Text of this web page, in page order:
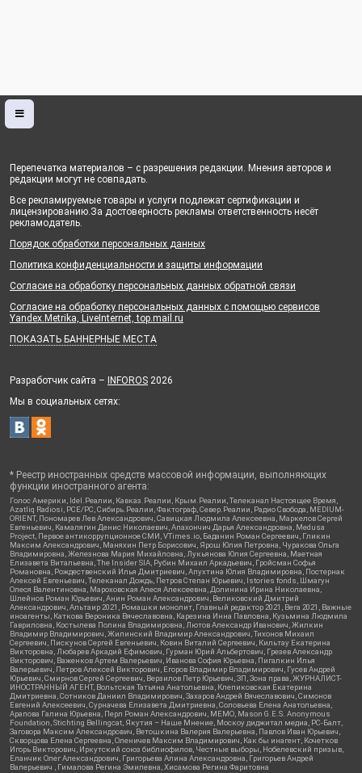
Перепечатка материалов – с разрешения редакции. Мнения авторов и
редакции могут не совпадать.
Все рекламируемые товары и услуги подлежат сертификации и
лицензированию.За достоверность рекламы ответственность несёт
рекламодатель.
Порядок обработки персональных данных
Политика конфиденциальности и защиты информации
Согласие на обработку персональных данных обратной связи
Согласие на обработку персональных данных с помощью сервисов
Yandex.Metrika, LiveInternet, top.mail.ru
ПОКАЗАТЬ БАННЕРНЫЕ МЕСТА
Разработчик сайта – INFOROS 2026
Мы в социальных сетях:
* Реестр иностранных средств массовой информации, выполняющих
функции иностранного агента:
Голос Америки, Idel.Реалии, Кавказ.Реалии, Крым.Реалии, Телеканал Настоящее Время,
Azatliq Radiosi, PCE/PC, Сибирь.Реалии, Фактограф, Север.Реалии, Радио Свобода, MEDIUM-
ORIENT, Пономарев Лев Александрович, Савицкая Людмила Алексеевна, Маркелов Сергей
Евгеньевич, Камалягин Денис Николаевич, Апахончич Дарья Александровна, Medusa
Project, Первое антикоррупционное СМИ, VTimes.io, Баданин Роман Сергеевич, Гликин
Максим Александрович, Маняхин Петр Борисович, Ярош Юлия Петровна, Чуракова Ольга
Владимировна, Железнова Мария Михайловна, Лукьянова Юлия Сергеевна, Маетная
Елизавета Витальевна, The Insider SIA, Рубин Михаил Аркадьевич, Гройсман Софья
Романовна, Рождественский Илья Дмитриевич, Апухтина Юлия Владимировна, Постернак
Алексей Евгеньевич, Телеканал Дождь, Петров Степан Юрьевич, Istories fonds, Шмагун
Олеся Валентиновна, Мароховская Алеся Алексеевна, Долинина Ирина Николаевна,
Шлейнов Роман Юрьевич, Анин Роман Александрович, Великовский Дмитрий
Александрович, Альтаир 2021, Ромашки монолит, Главный редактор 2021, Вега 2021, Важные
иноагенты, Каткова Вероника Вячеславовна, Карезина Инна Павловна, Кузьмина Людмила
Гавриловна, Костылева Полина Владимировна, Лютов Александр Иванович, Жилкин
Владимир Владимирович, Жилинский Владимир Александрович, Тихонов Михаил
Сергеевич, Пискунов Сергей Евгеньевич, Ковин Виталий Сергеевич, Кильтау Екатерина
Викторовна, Любарев Аркадий Ефимович, Гурман Юрий Альбертович, Грезев Александр
Викторович, Важенков Артем Валерьевич, Иванова София Юрьевна, Пигалкин Илья
Валерьевич, Петров Алексей Викторович, Егоров Владимир Владимирович, Гусев Андрей
Юрьевич, Смирнов Сергей Сергеевич, Верзилов Петр Юрьевич, ЗП, Зона права, ЖУРНАЛИСТ-
ИНОСТРАННЫЙ АГЕНТ, Вольтская Татьяна Анатольевна, Клепиковская Екатерина
Дмитриевна, Сотников Даниил Владимирович, Захаров Андрей Вячеславович, Симонов
Евгений Алексеевич, Сурначева Елизавета Дмитриевна, Соловьева Елена Анатольевна,
Арапова Галина Юрьевна, Перл Роман Александрович, МЕМО, Mason G.E.S. Anonymous
Foundation, Stichting Bellingcat, Якутия – Наше Мнение, Москоу диджитал медиа, РС-Балт,
Заговора Максим Александрович, Ветошкина Валерия Валерьевна, Павлов Иван Юрьевич,
Скворцова Елена Сергеевна, Оленичев Максим Владимирович, Как бы инагент, Кочетков
Игорь Викторович, Иркутский союз библиофилов, Честные выборы, Нобелевский призыв,
Еланчик Олег Александрович, Григорьева Алина Александровна, Григорьев Андрей
Валерьевич , Гималова Регина Эмилевна, Хисамова Регина Фаритовна